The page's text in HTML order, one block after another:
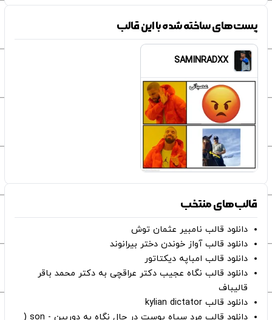
پست‌های ساخته شده با این قالب
SAMINRADXX
قالب‌های منتخب
دانلود قالب نامبیر عثمان ‌توش
دانلود قالب آواز خوندن دختر بیرانوند
دانلود قالب امباپه دیکتاتور
دانلود قالب نگاه عجیب دکتر عراقچی به دکتر محمد باقر
قالیباف
دانلود قالب kylian dictator
دانلود قالب مرد سیاه پوست در حال نگاه به دوربین - son (